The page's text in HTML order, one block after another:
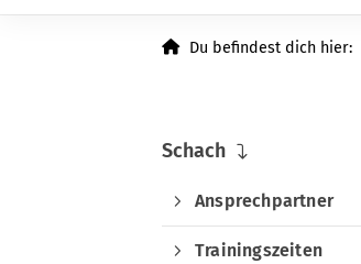
Du befindest dich hier:
Schach
Ansprechpartner
Trainingszeiten